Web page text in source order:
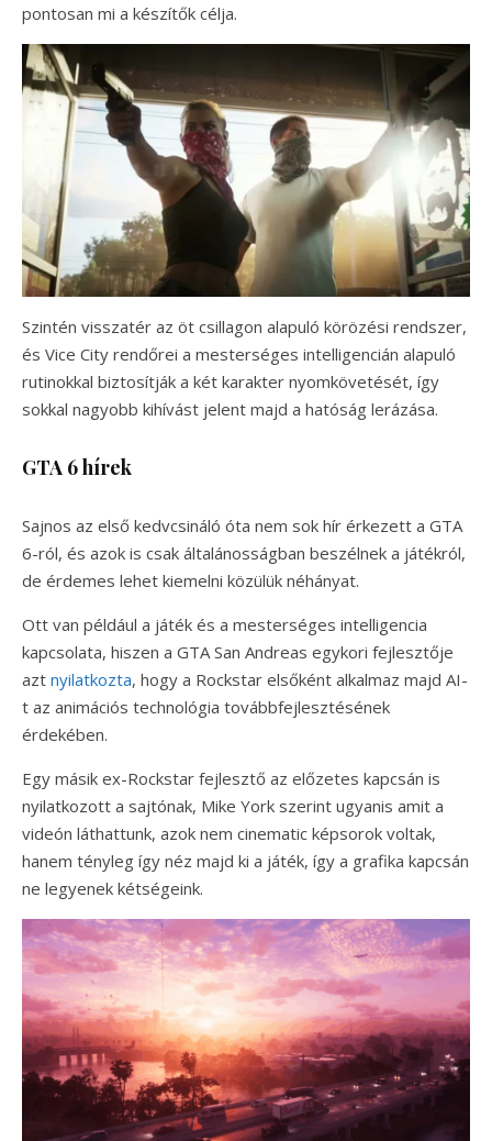
pontosan mi a készítők célja.
Szintén visszatér az öt csillagon alapuló körözési rendszer,
és Vice City rendőrei a mesterséges intelligencián alapuló
rutinokkal biztosítják a két karakter nyomkövetését, így
sokkal nagyobb kihívást jelent majd a hatóság lerázása.
GTA 6 hírek
Sajnos az első kedvcsináló óta nem sok hír érkezett a GTA
6-ról, és azok is csak általánosságban beszélnek a játékról,
de érdemes lehet kiemelni közülük néhányat.
Ott van például a játék és a mesterséges intelligencia
kapcsolata, hiszen a GTA San Andreas egykori fejlesztője
azt nyilatkozta, hogy a Rockstar elsőként alkalmaz majd AI-
t az animációs technológia továbbfejlesztésének
érdekében.
Egy másik ex-Rockstar fejlesztő az előzetes kapcsán is
nyilatkozott a sajtónak, Mike York szerint ugyanis amit a
videón láthattunk, azok nem cinematic képsorok voltak,
hanem tényleg így néz majd ki a játék, így a grafika kapcsán
ne legyenek kétségeink.